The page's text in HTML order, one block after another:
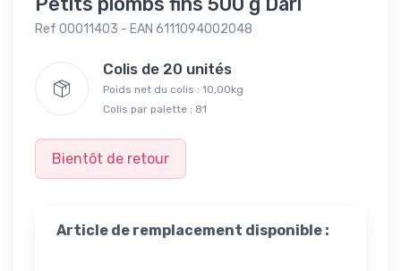
Ref 00011403 - EAN 6111094002048
Colis de 20 unités
Poids net du colis : 10,00kg
Colis par palette : 81
Bientôt de retour
Article de remplacement disponible :